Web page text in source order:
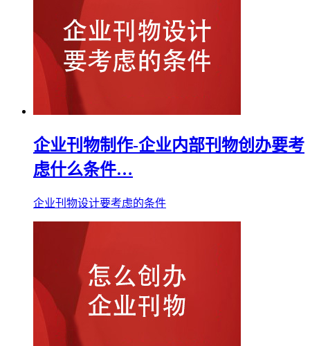
企业刊物制作-企业内部刊物创办要考
虑什么条件…
企业刊物设计要考虑的条件